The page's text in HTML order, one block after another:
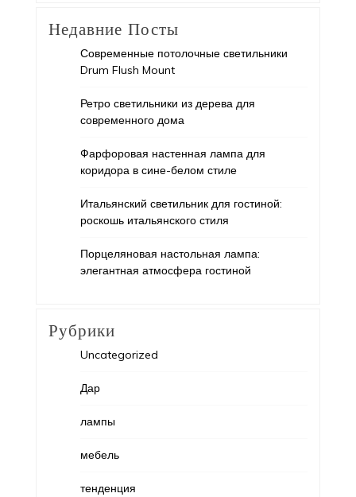
Недавние Посты
Современные потолочные светильники
Drum Flush Mount
Ретро светильники из дерева для
современного дома
Фарфоровая настенная лампа для
коридора в сине-белом стиле
Итальянский светильник для гостиной:
роскошь итальянского стиля
Порцеляновая настольная лампа:
элегантная атмосфера гостиной
Рубрики
Uncategorized
Дар
лампы
мебель
тенденция